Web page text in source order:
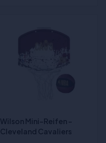
Wilson Mini-Reifen -
Cleveland Cavaliers